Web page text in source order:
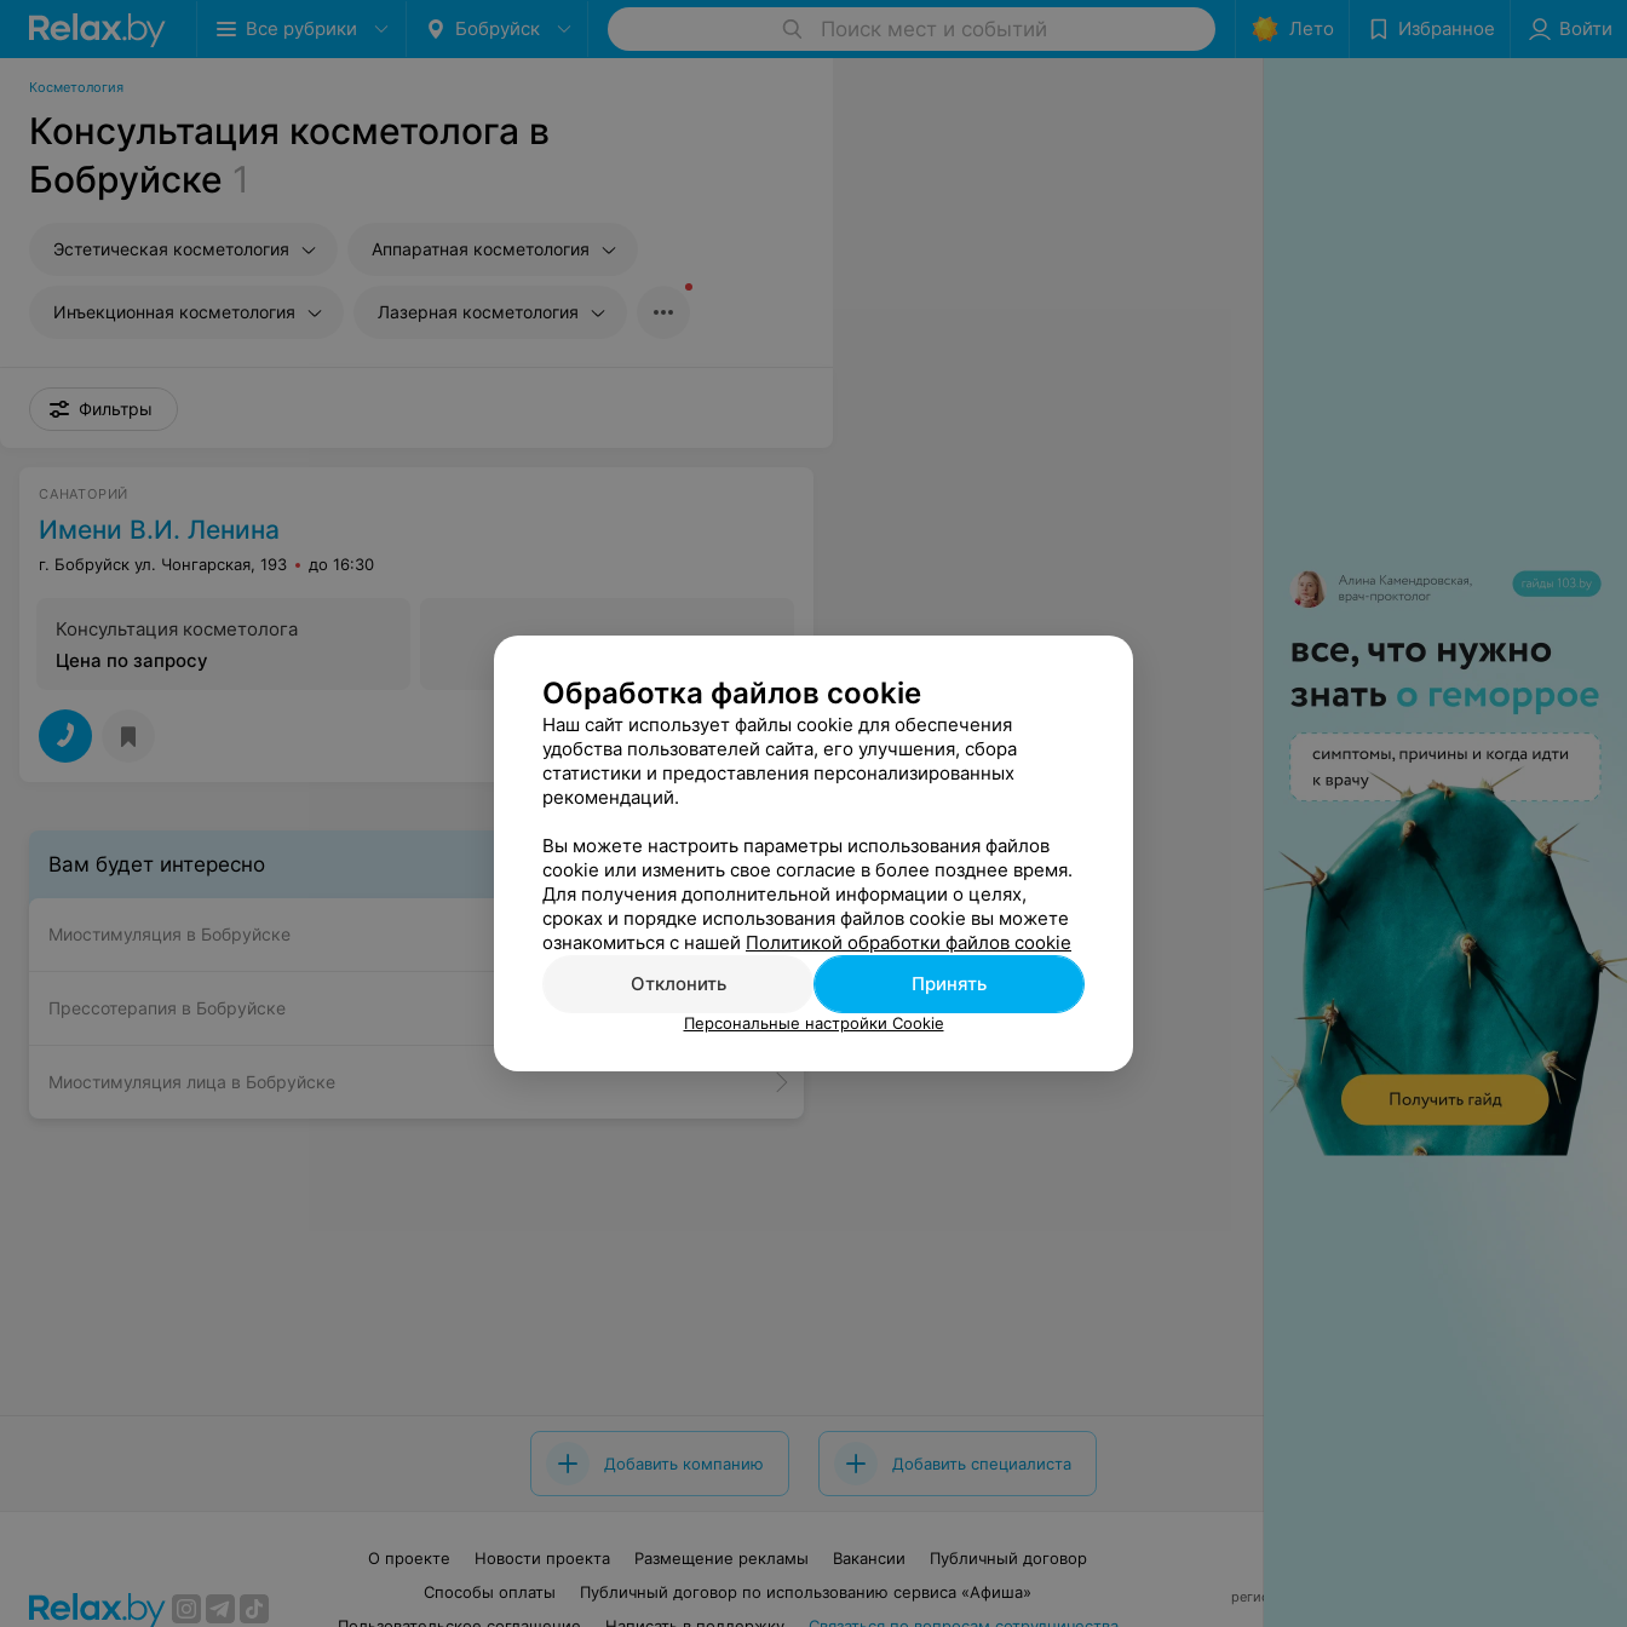
Все рубрики Бобруйск Поиск мест и событий Лето Избранное Войти
Косметология
Консультация косметолога в
Бобруйске 1
Эстетическая косметология Аппаратная косметология
Инъекционная косметология Лазерная косметология
Фильтры
САНАТОРИЙ
Имени В.И. Ленина
г. Бобруйск ул. Чонгарская, 193 до 16:30
Консультация косметолога
Цена по запросу
Все цены
Вам будет интересно
Миостимуляция в Бобруйске
Прессотерапия в Бобруйске
Миостимуляция лица в Бобруйске
Добавить компанию Добавить специалиста
О проекте Новости проекта Размещение рекламы Вакансии
Публичный договор
Способы оплаты
Публичный договор по использованию сервиса «Афиша»
регистрирующий орган - Минский горисполком
Обработка файлов cookie
Наш сайт использует файлы cookie для обеспечения
удобства пользователей сайта, его улучшения, сбора
статистики и предоставления персонализированных
рекомендаций.
Вы можете настроить параметры использования файлов
cookie или изменить свое согласие в более позднее время.
Для получения дополнительной информации о целях,
сроках и порядке использования файлов cookie вы можете
ознакомиться с нашей Политикой обработки файлов cookie
Отклонить
Принять
Персональные настройки Cookie